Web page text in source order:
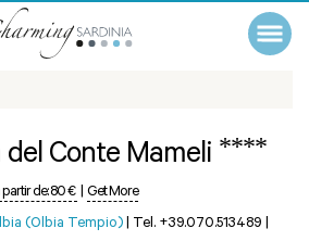
Conte Mameli ****
partir de:80 € | Get More
(Olbia Tempio) | Tel. +39.070.513489 |